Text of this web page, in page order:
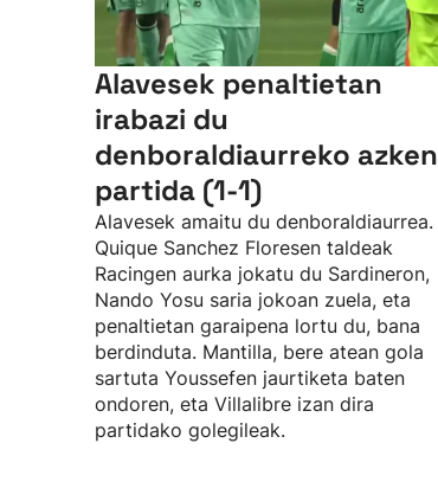
Alavesek penaltietan
irabazi du
denboraldiaurreko azken
partida (1-1)
Alavesek amaitu du denboraldiaurrea.
Quique Sanchez Floresen taldeak
Racingen aurka jokatu du Sardineron,
Nando Yosu saria jokoan zuela, eta
penaltietan garaipena lortu du, bana
berdinduta. Mantilla, bere atean gola
sartuta Youssefen jaurtiketa baten
ondoren, eta Villalibre izan dira
partidako golegileak.